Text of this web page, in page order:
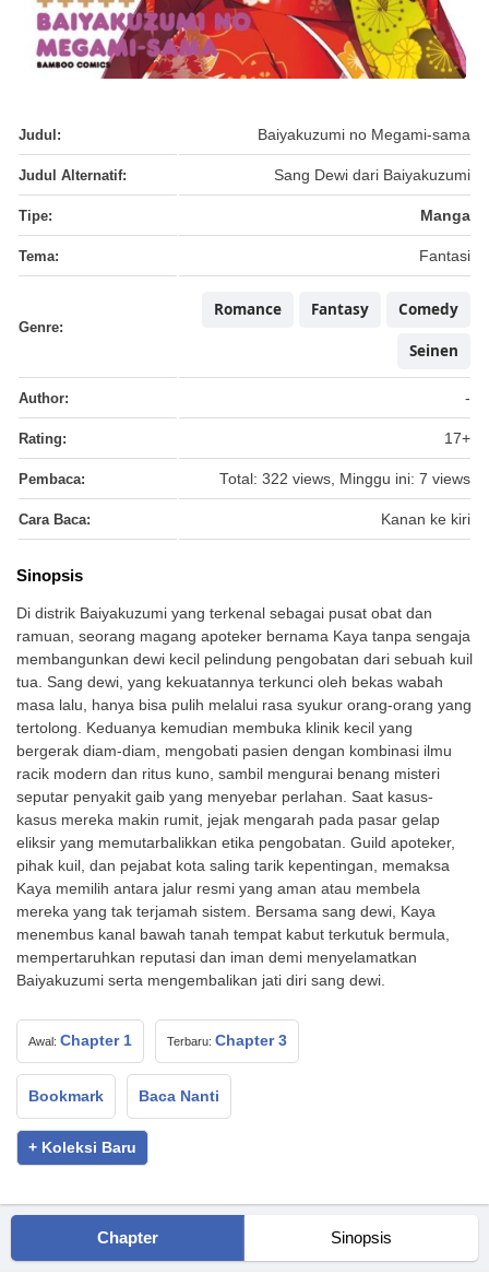
Judul: Baiyakuzumi no Megami-sama
Judul Alternatif: Sang Dewi dari Baiyakuzumi
Tipe: Manga
Tema: Fantasi
Genre:
Comedy
Fantasy
Romance
Seinen
Author: -
Rating: 17+
Pembaca: Total: 322 views, Minggu ini: 7 views
Cara Baca: Kanan ke kiri
Sinopsis
Di distrik Baiyakuzumi yang terkenal sebagai pusat obat dan
ramuan, seorang magang apoteker bernama Kaya tanpa sengaja
membangunkan dewi kecil pelindung pengobatan dari sebuah kuil
tua. Sang dewi, yang kekuatannya terkunci oleh bekas wabah
masa lalu, hanya bisa pulih melalui rasa syukur orang-orang yang
tertolong. Keduanya kemudian membuka klinik kecil yang
bergerak diam-diam, mengobati pasien dengan kombinasi ilmu
racik modern dan ritus kuno, sambil mengurai benang misteri
seputar penyakit gaib yang menyebar perlahan. Saat kasus-
kasus mereka makin rumit, jejak mengarah pada pasar gelap
eliksir yang memutarbalikkan etika pengobatan. Guild apoteker,
pihak kuil, dan pejabat kota saling tarik kepentingan, memaksa
Kaya memilih antara jalur resmi yang aman atau membela
mereka yang tak terjamah sistem. Bersama sang dewi, Kaya
menembus kanal bawah tanah tempat kabut terkutuk bermula,
mempertaruhkan reputasi dan iman demi menyelamatkan
Baiyakuzumi serta mengembalikan jati diri sang dewi.
Awal: Chapter 1 Terbaru: Chapter 3
Bookmark Baca Nanti
+ Koleksi Baru
Chapter Sinopsis